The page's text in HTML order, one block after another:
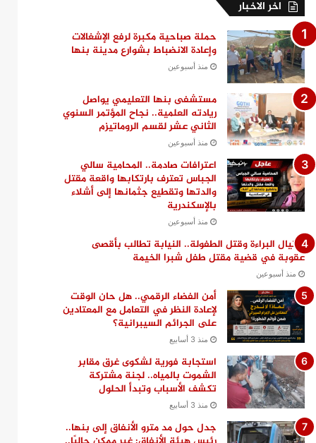
اخر الاخبار
حملة صباحية مكبرة لرفع الإشغالات
وإعادة الانضباط بشوارع مدينة بنها
منذ أسبوعين
مستشفى بنها التعليمي يواصل
ريادته العلمية.. نجاح المؤتمر السنوي
الثاني عشر لقسم الروماتيزم
منذ أسبوعين
اعترافات صادمة.. المحامية سالي
الجباس تعترف بارتكابها واقعة مقتل
والدتها وتقطيع جثمانها إلى أشلاء
بالإسكندرية
منذ أسبوعين
اغتيال البراءة وقتل الطفولة.. النيابة تطالب بأقصى
عقوبة في قضية مقتل طفل شبرا الخيمة
منذ أسبوعين
أمن الفضاء الرقمي.. هل حان الوقت
لإعادة النظر في التعامل مع المعتادين
على الجرائم السيبرانية؟
منذ 3 أسابيع
استجابة فورية لشكوى غرق مقابر
الشموت بالمياه.. لجنة مشتركة
تكشف الأسباب وتبدأ الحلول
منذ 3 أسابيع
جدل حول مد مترو الأنفاق إلى بنها..